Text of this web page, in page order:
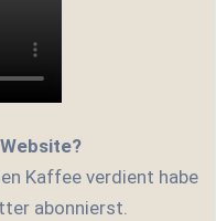
Kaffee verdient habe
abonnierst.